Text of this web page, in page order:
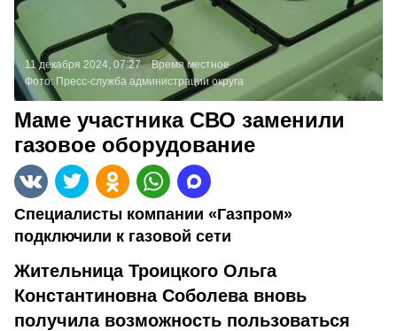
11 декабря 2024, 07:27
Время местное
Фото: Пресс-служба администрации округа
Маме участника СВО заменили
газовое оборудование
Специалисты компании «Газпром»
подключили к газовой сети
Жительница Троицкого Ольга
Константиновна Соболева вновь
получила возможность пользоваться